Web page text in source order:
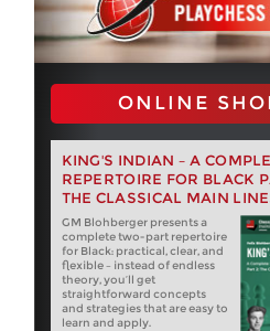
ONLINE
KING'S INDIAN – A
REPERTOIRE FOR BLACK
THE CLASSICAL MAIN
GM Blohberger presents a
complete two-part repertoire
for Black: practical, clear, and
flexible – instead of endless
theory, you’ll get
straightforward concepts
and strategies that are easy to
learn and apply.